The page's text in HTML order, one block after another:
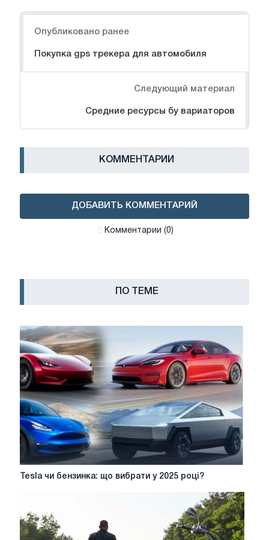
Опубликовано ранее
Покупка gps трекера для автомобиля
Следующий материал
Средние ресурсы бу вариаторов
КОММЕНТАРИИ
ДОБАВИТЬ КОММЕНТАРИЙ
Комментарии (0)
ПО ТЕМЕ
Tesla
вибрати
у
Tesla чи бензинка: що вибрати у 2025 році?